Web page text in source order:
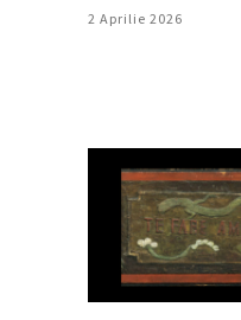
2 Aprilie 2026